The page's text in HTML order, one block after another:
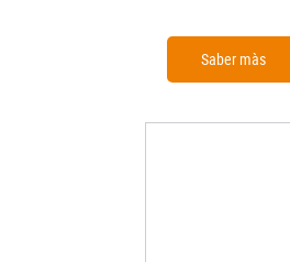
Saber màs